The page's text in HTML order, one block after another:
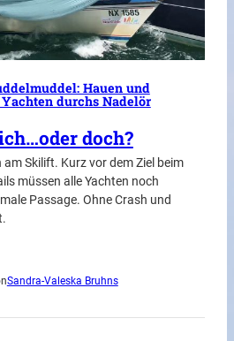
Hauen und
durchs Nadelör
doch?
Skilift. Kurz vor dem Ziel beim
müssen alle Yachten noch
Passage. Ohne Crash und
Sandra-Valeska Bruhns